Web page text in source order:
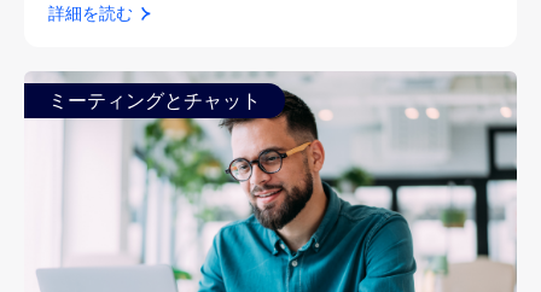
詳細を読む
ミーティングとチャット